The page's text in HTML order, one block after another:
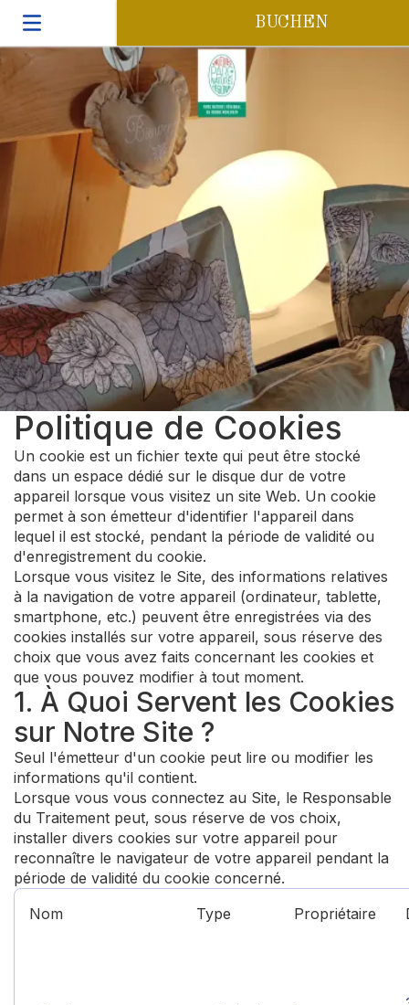
BUCHEN
Politique de Cookies
Un cookie est un fichier texte qui peut être stocké
dans un espace dédié sur le disque dur de votre
appareil lorsque vous visitez un site Web. Un cookie
permet à son émetteur d'identifier l'appareil dans
lequel il est stocké, pendant la période de validité ou
d'enregistrement du cookie.
Lorsque vous visitez le Site, des informations relatives
à la navigation de votre appareil (ordinateur, tablette,
smartphone, etc.) peuvent être enregistrées via des
cookies installés sur votre appareil, sous réserve des
choix que vous avez faits concernant les cookies et
que vous pouvez modifier à tout moment.
1. À Quoi Servent les Cookies
sur Notre Site ?
Seul l'émetteur d'un cookie peut lire ou modifier les
informations qu'il contient.
Lorsque vous vous connectez au Site, le Responsable
du Traitement peut, sous réserve de vos choix,
installer divers cookies sur votre appareil pour
reconnaître le navigateur de votre appareil pendant la
période de validité du cookie concerné.
Nom
Type Propriétaire